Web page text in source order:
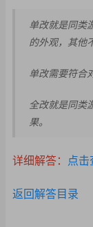
单改就是同类
的外观，其他
单改需要符合
全改就是同类
果。
详细解答： 点击
返回解答目录